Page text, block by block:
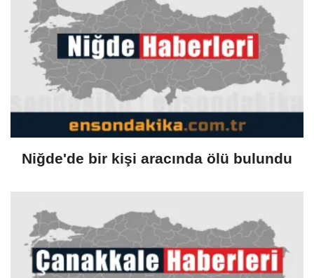
Niğde'de bir kişi aracında ölü bulundu